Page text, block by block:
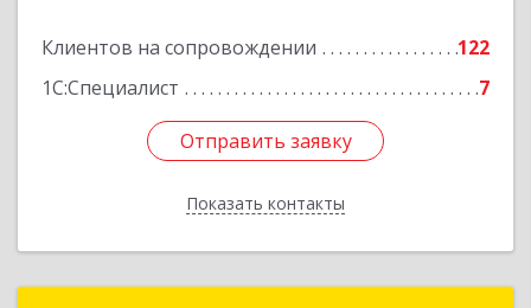
Клиентов на сопровождении
122
1С:Специалист
7
Отправить заявку
Показать контакты
Подробнее
Отправить заявку
Назад